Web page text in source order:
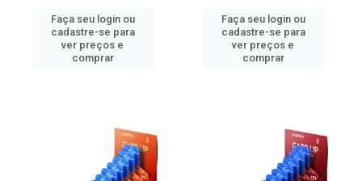
Faça seu login ou
cadastre-se para
ver preços e
comprar
Faça seu login ou
cadastre-se para
ver preços e
comprar